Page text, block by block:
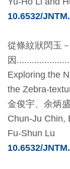
安
全
告
資
料
開
放
宣
告
10.6532/
從條紋狀閃玉
因
Exploring the
the Zebra-
金俊宇、余炳
Chun-Ju Chin,
Fu-Shun Lu
10.6532/